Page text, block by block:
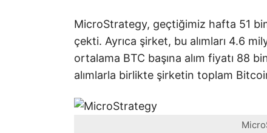
MicroStrategy, geçtiğimiz hafta 51
çekti. Ayrıca şirket, bu alımları 4.6
ortalama BTC başına alım fiyatı 88
alımlarla birlikte şirketin toplam